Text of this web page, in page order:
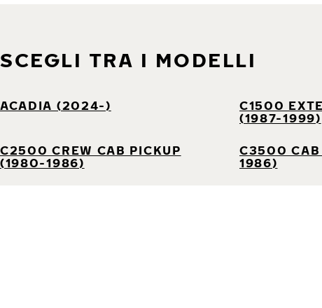
SCEGLI TRA I MODELLI
ACADIA (2024-)
C1500
(1987-1999)
C2500 CREW CAB PICKUP
(1980-1986)
C3500 CAB
1986)